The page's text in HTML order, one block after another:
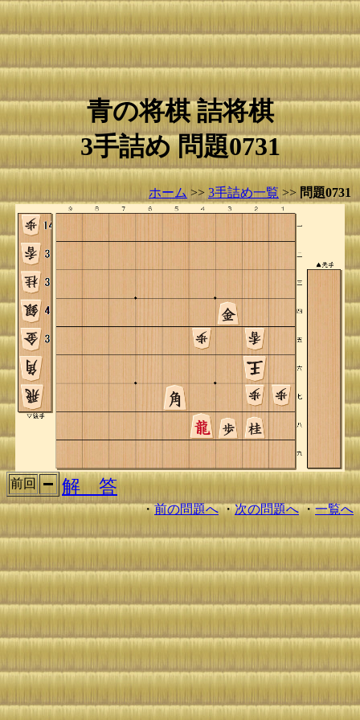
青の将棋 詰将棋
3手詰め 問題0731
ホーム >> 3手詰め一覧 >> 問題0731
前回 解 答
・前の問題へ・次の問題へ・一覧へ